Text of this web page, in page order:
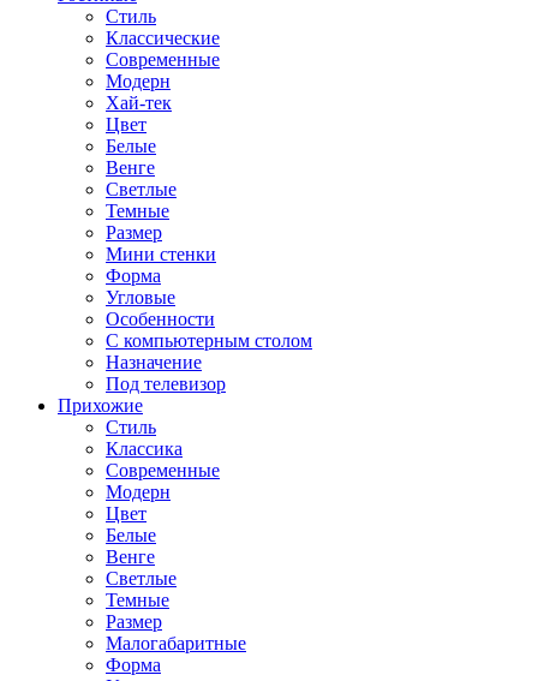
Стиль
Классические
Современные
Модерн
Хай-тек
Цвет
Белые
Венге
Светлые
Темные
Размер
Мини стенки
Форма
Угловые
Особенности
С компьютерным столом
Назначение
Под телевизор
Прихожие
Стиль
Классика
Современные
Модерн
Цвет
Белые
Венге
Светлые
Темные
Размер
Малогабаритные
Форма